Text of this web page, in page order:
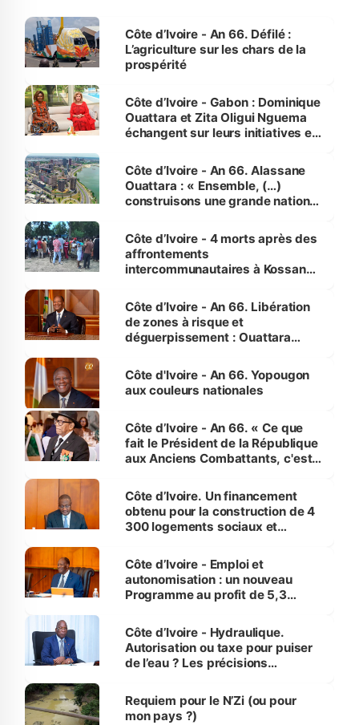
Côte d’Ivoire - An 66. Défilé :
L’agriculture sur les chars de la
prospérité
Côte d’Ivoire - Gabon : Dominique
Ouattara et Zita Oligui Nguema
échangent sur leurs initiatives en
enfants
Côte d’Ivoire - An 66. Alassane
Ouattara : « Ensemble, (…)
construisons une grande nation
générations futures »
Côte d’Ivoire - 4 morts après des
affrontements
intercommunautaires à Kossandji
milieu des sinistrés
Côte d’Ivoire - An 66. Libération
de zones à risque et
déguerpissement : Ouattara
l'Etat de droit pour préserver les
vies humaines »
Côte d'Ivoire - An 66. Yopougon
aux couleurs nationales
Côte d’Ivoire - An 66. « Ce que
fait le Président de la République
aux Anciens Combattants, c'est
Côte d’Ivoire. Un financement
obtenu pour la construction de 4
300 logements sociaux et
et Yamoussoukro
Côte d’Ivoire - Emploi et
autonomisation : un nouveau
Programme au profit de 5,3
Côte d’Ivoire - Hydraulique.
Autorisation ou taxe pour puiser
de l’eau ? Les précisions
Requiem pour le N’Zi (ou pour
mon pays ?)